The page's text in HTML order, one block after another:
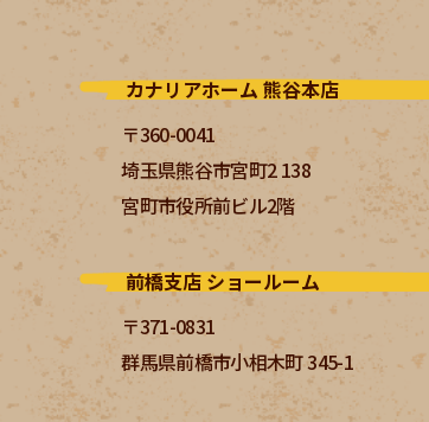
カナリアホーム 熊谷本店
〒360-0041
埼玉県熊谷市宮町2 138
宮町市役所前ビル2階
前橋支店 ショールーム
〒371-0831
群馬県前橋市小相木町 345-1